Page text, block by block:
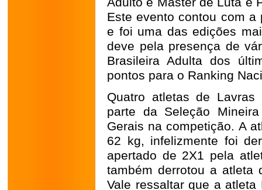
Este evento contou com
e foi uma das edições
deve pela presença de
Brasileira Adulta dos
pontos para o Ranking
Quatro atletas de Lavras
parte da Seleção
Gerais na competição. A
62 kg, infelizmente foi
apertado de 2X1 pela
também derrotou a atleta
Vale ressaltar que a